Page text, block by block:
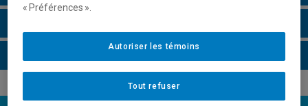
« Préférences ».
Tout refuser
Autoriser les témoins